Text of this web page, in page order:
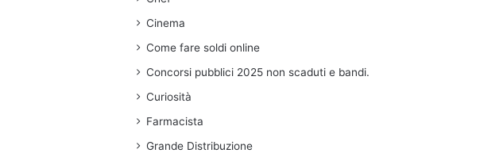
Cinema
Come fare soldi online
Concorsi pubblici 2025 non scaduti e bandi.
Curiosità
Farmacista
Grande Distribuzione